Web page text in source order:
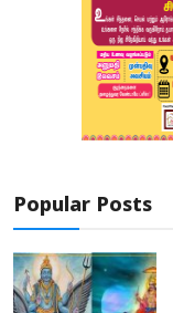
Popular Posts